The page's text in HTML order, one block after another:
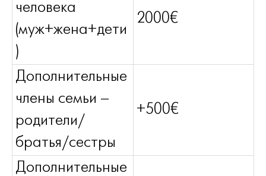
человека
(муж+жена+дети
)
2000€
Дополнительные
члены семьи –
родители/
братья/сестры
+500€
Дополнительные